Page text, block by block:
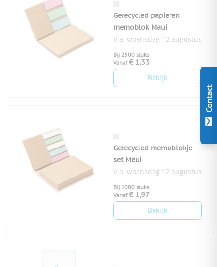
Contact
Gerecycled papieren
memoblok Maui
V.a. woensdag 12 augustus
Bij 2500 stuks
Vanaf € 1,33
Bekijk
Gerecycled memoblokje
set Meui
V.a. woensdag 12 augustus
Bij 1000 stuks
Vanaf € 1,97
Bekijk